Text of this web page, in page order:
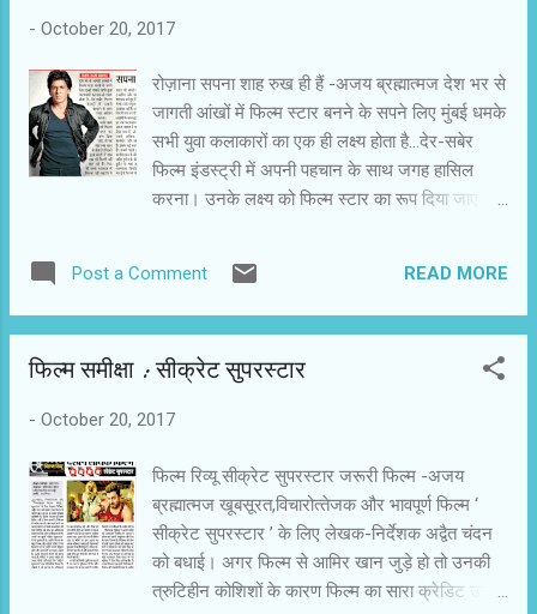
- October 20, 2017
रोज़ाना सपना शाह रुख ही हैं -अजय ब्रह्मात्‍मज देश भर से
जागती आंखों में फिल्‍म स्‍टार बनने के सपने लिए मुंबई धमके
सभी युवा कलाकारों का एक ही लक्ष्‍य होता है...देर-सबेर
फिल्‍म इंडस्‍ट्री में अपनी पहचान के साथ जगह हासिल
करना। उनके लक्ष्‍य को फिल्‍म स्‍टार का रूप दिया जाए तो
स्‍टारडम में गिरावट नहीं आई है। वे आज भी बाकी दोनों
खानों(आमिर और सलमान) के समकक्ष बने हुए हैं। फिल्‍म
उन्‍होंने खुद ही फिल्‍में कम कर दी हैं। उनकी चुनिंदा फिल्‍में
मुंबई आया हर नया कलाकार शाह रुख ही बनना चाहता है।
कामयाब सलमान खान और आमिर खान में नहीं है। कई
कारण हो सकते हैं। सबसे पहले तो सलमान खान सलीम
खान के बेटे हैं। आमिर खान ताहिर हुसैन के बेटे हैं। ताहिर
हुसैन के भाई नासिर हुसैन कामयाब निर्माता-निर्देशक थे।
दोनों फिल्‍मी परिवारों से हैं। इनक...
Post a Comment READ MORE
फिल्‍म समीक्षा : सीक्रेट सुपरस्‍टार
- October 20, 2017
फिल्‍म रिव्‍यू सीक्रेट सुपरस्‍टार जरूरी फिल्‍म -अजय
ब्रह्मात्‍मज खूबसूरत,विचारोत्‍तेजक और भावपूर्ण फिल्‍म ‘
सीक्रेट सुपरस्‍टार ’ के लिए लेखक-निर्देशक अद्वैत चंदन
को बधाई। अगर फिल्‍म से आमिर खान जुड़े हो तो उनकी
त्रुटिहीन कोशिशों के कारण फिल्‍म का सारा क्रेडिट उन्‍हें